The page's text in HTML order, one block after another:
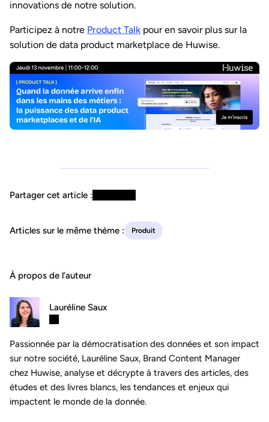
innovations de notre solution.
Participez à notre Product Talk pour en savoir plus sur la
solution de data product marketplace de Huwise.
Partager cet article :
Articles sur le même thème : Produit
À propos de l’auteur
Lauréline Saux
Passionnée par la démocratisation des données et son impact
sur notre société, Lauréline Saux, Brand Content Manager
chez Huwise, analyse et décrypte à travers des articles, des
études et des livres blancs, les tendances et enjeux qui
impactent le monde de la donnée.